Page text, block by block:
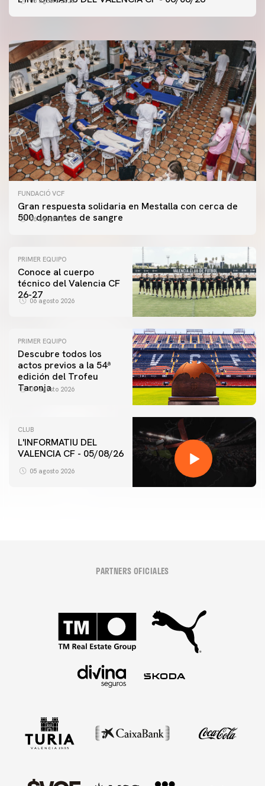
FUNDACIÓ VCF
Gran respuesta solidaria en Mestalla con cerca de
500 donantes de sangre
06 agosto 2026
PRIMER EQUIPO
Conoce al cuerpo
técnico del Valencia CF
26-27
06 agosto 2026
PRIMER EQUIPO
Descubre todos los
actos previos a la 54ª
edición del Trofeu
Taronja
06 agosto 2026
CLUB
L'INFORMATIU DEL
VALENCIA CF - 05/08/26
05 agosto 2026
PARTNERS OFICIALES